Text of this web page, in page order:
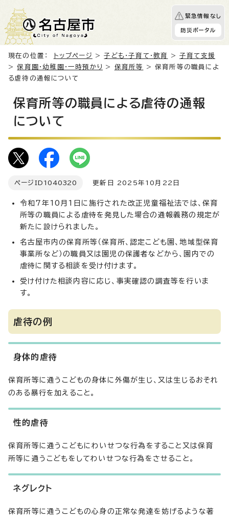
緊急情報なし
防災ポータル
現在の位置： トップページ >子ども・子育て・教育 >子育て支援
>保育園・幼稚園・一時預かり > 保育所等
> 保育所等の職員によ
る虐待の通報について
保育所等の職員による虐待の通報
について
ページID 1040320 更新日 2025年10月22日
令和7年10月1日に施行された改正児童福祉法では、保育
所等の職員による虐待を発見した場合の通報義務の規定が
新たに設けられました。
名古屋市内の保育所等（保育所、認定こども園、地域型保育
事業所など）の職員又は園児の保護者などから、園内での
虐待に関する相談を受け付けます。
受け付けた相談内容に応じ、事実確認の調査等を行いま
す。
虐待の例
身体的虐待
保育所等に通うこどもの身体に外傷が生じ、又は生じるおそれ
のある暴行を加えること。
性的虐待
保育所等に通うこどもにわいせつな行為をすること又は保育
所等に通うこどもをしてわいせつな行為をさせること。
ネグレクト
保育所等に通うこどもの心身の正常な発達を妨げるような著